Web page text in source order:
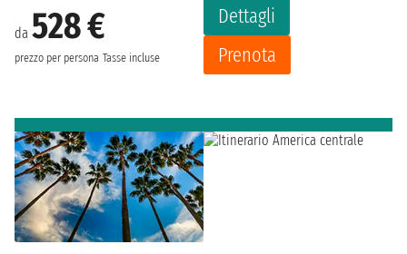
da 528 €
prezzo per persona Tasse incluse
Dettagli
Prenota